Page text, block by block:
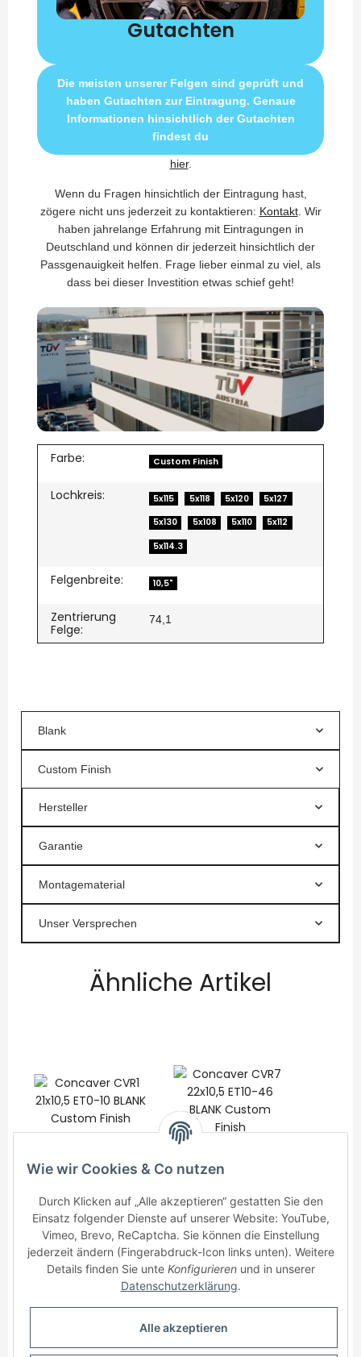
Gutachten
Die meisten unserer Felgen sind geprüft und
haben Gutachten zur Eintragung. Genaue
Informationen hinsichtlich der Gutachten
findest du
hier.
Wenn du Fragen hinsichtlich der Eintragung hast,
zögere nicht uns jederzeit zu kontaktieren: Kontakt. Wir
haben jahrelange Erfahrung mit Eintragungen in
Deutschland und können dir jederzeit hinsichtlich der
Passgenauigkeit helfen. Frage lieber einmal zu viel, als
dass bei dieser Investition etwas schief geht!
Farbe: Custom Finish
Lochkreis: 5x115 5x118 5x120
5x127
5x130
5x108 5x110
5x112
5x114.3
Felgenbreite: 10,5"
Zentrierung
Felge:
74,1
Blank
Custom Finish
Hersteller
Garantie
Montagematerial
Unser Versprechen
Ähnliche Artikel
Concaver CVR1
Custom Finish
725,00 €*
Concaver CVR7
BLANK Custom
Finish
825,00 €*
Wie wir Cookies & Co nutzen
Durch Klicken auf „Alle akzeptieren“ gestatten Sie den
Einsatz folgender Dienste auf unserer Website: YouTube,
Vimeo, Brevo, ReCaptcha. Sie können die Einstellung
jederzeit ändern (Fingerabdruck-Icon links unten). Weitere
Details finden Sie unte Konfigurierenund in unserer
Datenschutzerklärung.
Alle akzeptieren